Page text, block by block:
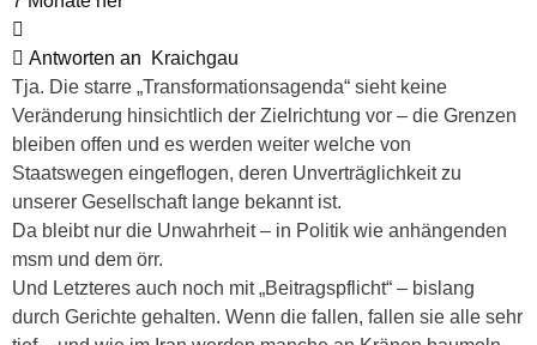
Antworten an
Kraichgau
Tja. Die starre „Transformationsagenda“ sieht keine
Veränderung hinsichtlich der Zielrichtung vor – die Grenzen
bleiben offen und es werden weiter welche von
Staatswegen eingeflogen, deren Unverträglichkeit zu
unserer Gesellschaft lange bekannt ist.
Da bleibt nur die Unwahrheit – in Politik wie anhängenden
msm und dem örr.
Und Letzteres auch noch mit „Beitragspflicht“ – bislang
durch Gerichte gehalten. Wenn die fallen, fallen sie alle sehr